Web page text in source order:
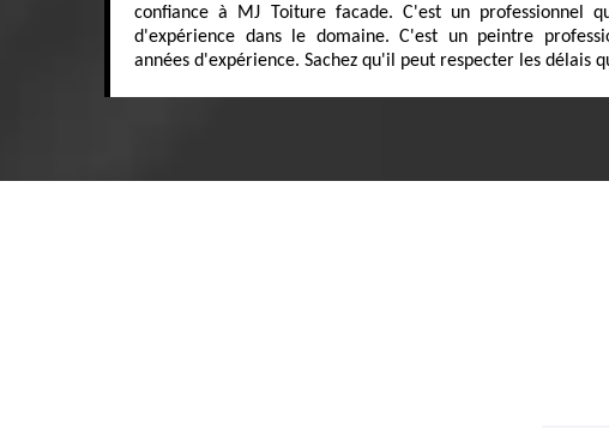
confiance à MJ Toiture facade. C'est un professionnel
d'expérience dans le domaine. C'est un peintre
années d'expérience. Sachez qu'il peut respecter les délais